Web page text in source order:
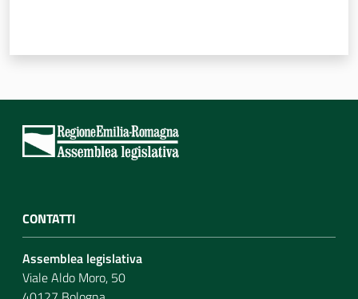
Argomenti
Per i cittadini
CONTATTI
Assemblea legislativa
Viale Aldo Moro, 50